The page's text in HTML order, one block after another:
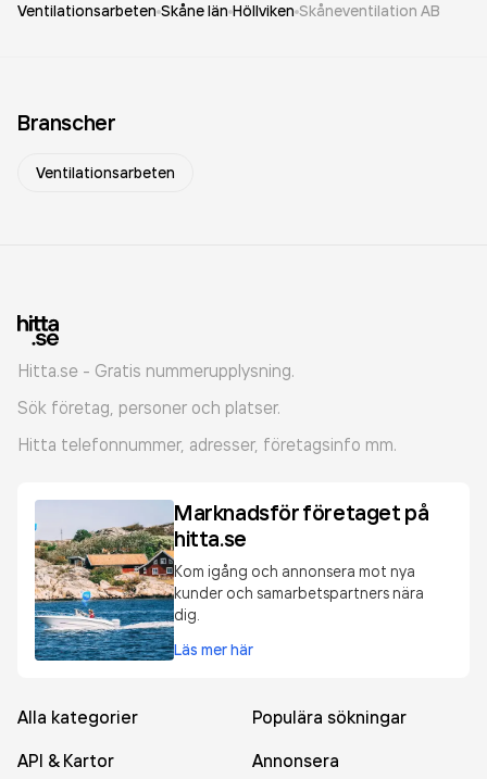
Ventilationsarbeten Skåne län Höllviken Skåneventilation AB
Branscher
Ventilationsarbeten
Hitta.se - Gratis nummerupplysning.
Sök företag, personer och platser.
Hitta telefonnummer, adresser, företagsinfo mm.
Marknadsför företaget på
hitta.se
Kom igång och annonsera mot nya
kunder och samarbetspartners nära
dig.
Läs mer här
Alla kategorier
Populära sökningar
API & Kartor
Annonsera